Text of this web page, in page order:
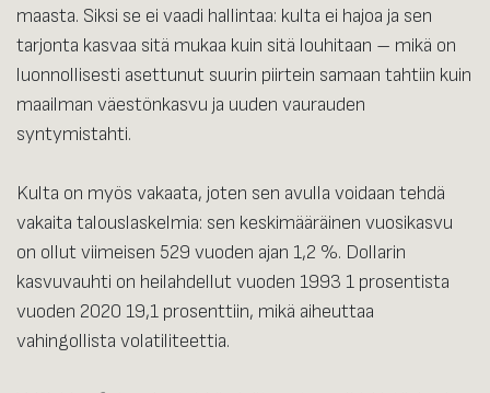
maasta. Siksi se ei vaadi hallintaa: kulta ei hajoa ja sen
tarjonta kasvaa sitä mukaa kuin sitä louhitaan – mikä on
luonnollisesti asettunut suurin piirtein samaan tahtiin kuin
maailman väestönkasvu ja uuden vaurauden
syntymistahti.
Kulta on myös vakaata, joten sen avulla voidaan tehdä
vakaita talouslaskelmia: sen keskimääräinen vuosikasvu
on ollut viimeisen 529 vuoden ajan 1,2 %. Dollarin
kasvuvauhti on heilahdellut vuoden 1993 1 prosentista
vuoden 2020 19,1 prosenttiin, mikä aiheuttaa
vahingollista volatiliteettia.